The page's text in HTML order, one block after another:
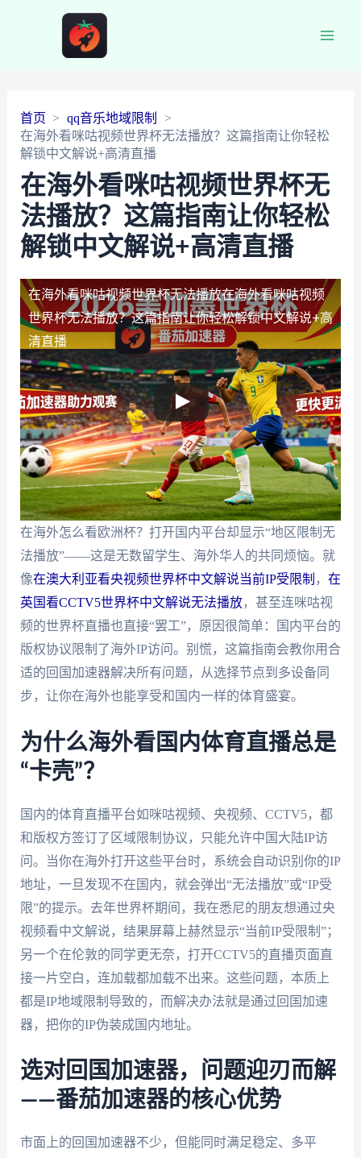
首页
qq音乐地域限制
在海外看咪咕视频世界杯无法播放？这篇指南让你轻松
解锁中文解说+高清直播
在海外看咪咕视频世界杯无
法播放？这篇指南让你轻松
解锁中文解说+高清直播
在海外看咪咕视频世界杯无法播放在海外看咪咕视频
世界杯无法播放？这篇指南让你轻松解锁中文解说+高
清直播
在海外怎么看欧洲杯？打开国内平台却显示“地区限制无
法播放”——这是无数留学生、海外华人的共同烦恼。就
像在澳大利亚看央视频世界杯中文解说当前IP受限制 ， 在
英国看CCTV5世界杯中文解说无法播放，甚至连咪咕视
频的世界杯直播也直接“罢工”，原因很简单：国内平台的
版权协议限制了海外IP访问。别慌，这篇指南会教你用合
适的回国加速器解决所有问题，从选择节点到多设备同
步，让你在海外也能享受和国内一样的体育盛宴。
为什么海外看国内体育直播总是
“卡壳”？
国内的体育直播平台如咪咕视频、央视频、CCTV5，都
和版权方签订了区域限制协议，只能允许中国大陆IP访
问。当你在海外打开这些平台时，系统会自动识别你的IP
地址，一旦发现不在国内，就会弹出“无法播放”或“IP受
限”的提示。去年世界杯期间，我在悉尼的朋友想通过央
视频看中文解说，结果屏幕上赫然显示“当前IP受限制”；
另一个在伦敦的同学更无奈，打开CCTV5的直播页面直
接一片空白，连加载都加载不出来。这些问题，本质上
都是IP地域限制导致的，而解决办法就是通过回国加速
器，把你的IP伪装成国内地址。
选对回国加速器，问题迎刃而解
——番茄加速器的核心优势
市面上的回国加速器不少，但能同时满足稳定、多平